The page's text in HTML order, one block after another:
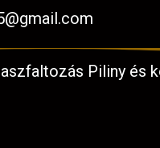
Piliny és